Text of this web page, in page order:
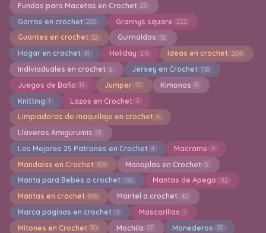
Fundas para Macetas en Crochet 25
Gorros en crochet 282 Grannys square 222
Guantes en crochet 32 Guirnaldas 12
Hogar en crochet 41 Holiday 211 Ideas en crochet 204
Indiviaduales en crochet 6 Jersey en Crochet 118
Juegos de Baño 12 Jumper 10 Kimonos 5
Knitting 1 Lazos en Crochet 2
Limpiadoras de maquillaje en crochet 4
Llaveros Amigurumis 13
Los Mejores 25 Patrones en Crochet 4 Macrame 4
Mandalas en Crochet 158 Manoplas en Crochet 5
Manta para Bebes a crochet 190 Mantas de Apego 112
Mantas en crochet 878 Mantel a crochet 40
Marca paginas en crochet 11 Mascarillas 1
Mitones en Crochet 30 Mochila 17 Monederos 35